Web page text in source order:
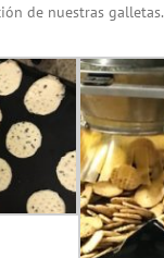
de nuestras galletas.